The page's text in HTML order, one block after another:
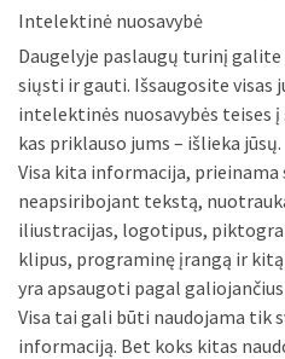
Intelektinė nuosavybė
Daugelyje paslaugų turinį
siųsti ir gauti. Išsaugosite visas
intelektinės nuosavybės teises
kas priklauso jums – išlieka jūsų.
Visa kita informacija,
neapsiribojant tekstą,
iliustracijas, logotipus,
klipus, programinę įrangą ir
yra apsaugoti pagal
Visa tai gali būti naudojama tik
informaciją. Bet koks kitas